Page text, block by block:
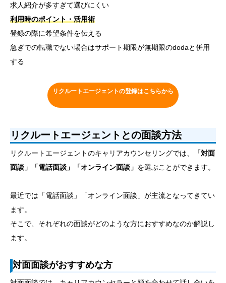
求人紹介が多すぎて選びにくい
利用時のポイント・活用術
登録の際に希望条件を伝える
急ぎでの転職でない場合はサポート期限が無期限のdodaと併用
する
リクルートエージェントの登録はこちらから
リクルートエージェントとの面談方法
リクルートエージェントのキャリアカウンセリングでは、
「対面
面談」「電話面談」「オンライン面談」 を選ぶことができます。
最近では「電話面談」「オンライン面談」が主流となってきてい
ます。
そこで、それぞれの面談がどのような方におすすめなのか解説し
ます。
対面面談がおすすめな方